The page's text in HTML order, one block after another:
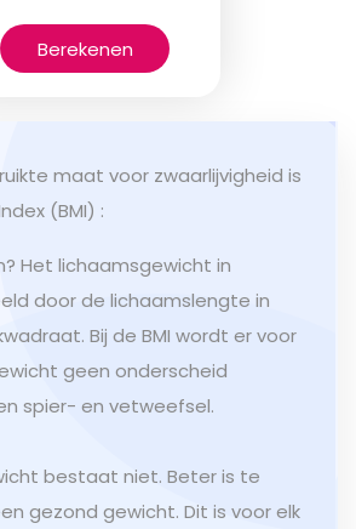
Berekenen
maat voor zwaarlijvigheid is
(BMI) :
Het lichaamsgewicht in
door de lichaamslengte in
Bij de BMI wordt er voor
geen onderscheid
spier- en vetweefsel.
bestaat niet. Beter is te
gezond gewicht. Dit is voor elk